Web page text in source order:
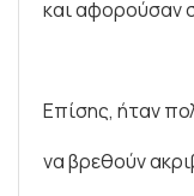
και αφορούσαν
Επίσης, ήταν
να βρεθούν